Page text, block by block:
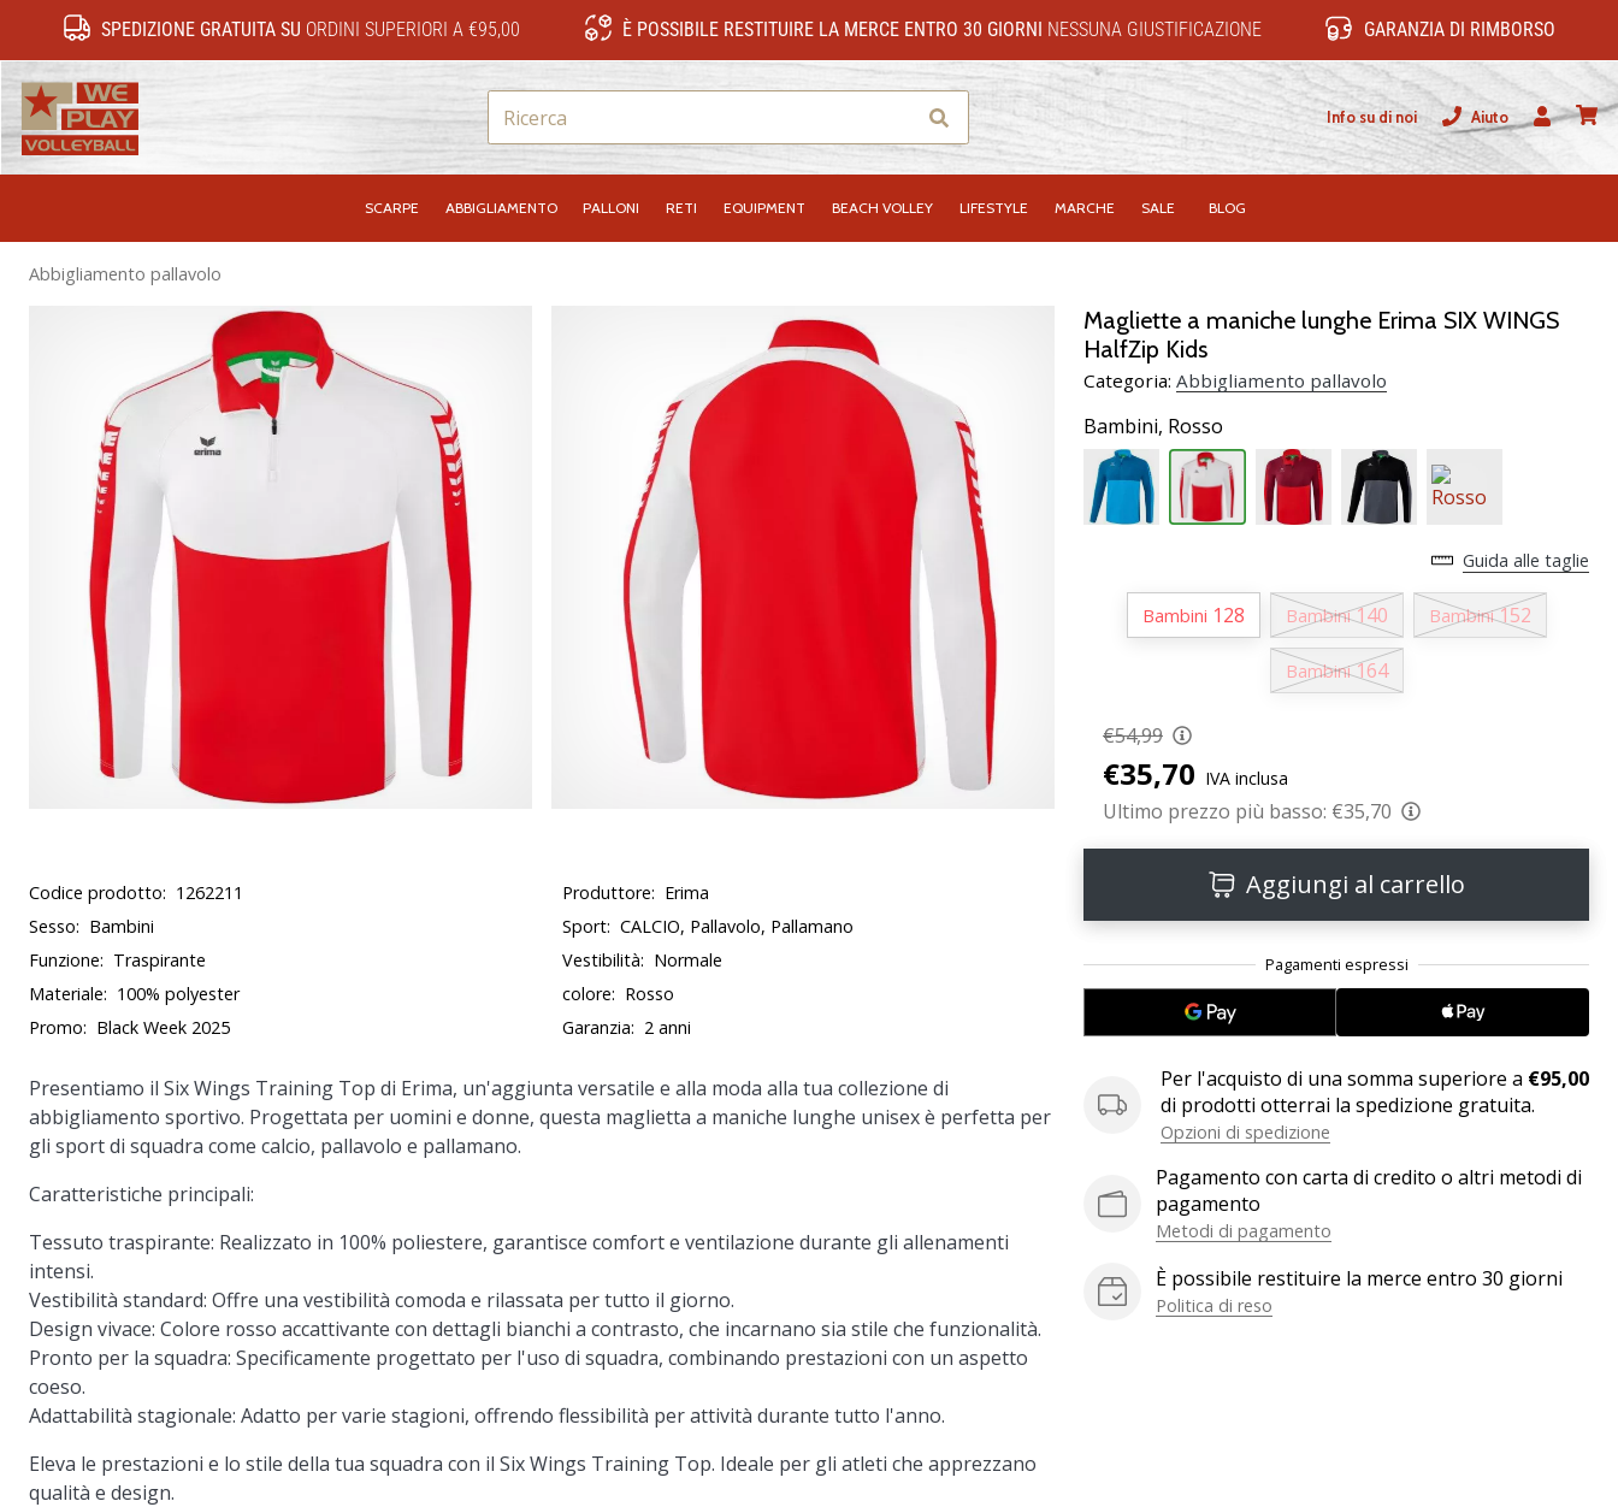
SPEDIZIONE GRATUITA SU ORDINI SUPERIORI A €95,00 È POSSIBILE RESTITUIRE LA MERCE ENTRO 30 GIORNI NESSUNA GIUSTIFICAZIONE GARANZIA DI RIMBORSO
Ricerca Info su di noi
Aiuto
Utente
SCARPE ABBIGLIAMENTO PALLONI RETI EQUIPMENT BEACH VOLLEY LIFESTYLE MARCHE SALE BLOG
Abbigliamento pallavolo
Magliette a maniche lunghe Erima SIX WINGS
HalfZip Kids
Categoria: Abbigliamento pallavolo
Bambini, Rosso
Guida alle taglie
Bambini 128 Bambini 140 Bambini 152
Bambini 164
€54,99
€35,70 IVA inclusa
Ultimo prezzo più basso: €35,70
Aggiungi al carrello
Per l'acquisto di una somma superiore a €95,00
di prodotti otterrai la spedizione gratuita.
Opzioni di spedizione
Pagamento con carta di credito o altri metodi di
pagamento
Metodi di pagamento
È possibile restituire la merce entro 30 giorni
Politica di reso
Codice prodotto: 1262211 Produttore: Erima
Sesso: Bambini Sport: CALCIO, Pallavolo, Pallamano
Funzione: Traspirante Vestibilità: Normale
Materiale: 100% polyester colore: Rosso
Promo: Black Week 2025 Garanzia: 2 anni
Presentiamo il Six Wings Training Top di Erima, un'aggiunta versatile e alla moda alla tua collezione di
abbigliamento sportivo. Progettata per uomini e donne, questa maglietta a maniche lunghe unisex è perfetta per
gli sport di squadra come calcio, pallavolo e pallamano.
Caratteristiche principali:
Tessuto traspirante: Realizzato in 100% poliestere, garantisce comfort e ventilazione durante gli allenamenti
intensi.
Vestibilità standard: Offre una vestibilità comoda e rilassata per tutto il giorno.
Design vivace: Colore rosso accattivante con dettagli bianchi a contrasto, che incarnano sia stile che funzionalità.
Pronto per la squadra: Specificamente progettato per l'uso di squadra, combinando prestazioni con un aspetto
coeso.
Adattabilità stagionale: Adatto per varie stagioni, offrendo flessibilità per attività durante tutto l'anno.
Eleva le prestazioni e lo stile della tua squadra con il Six Wings Training Top. Ideale per gli atleti che apprezzano
qualità e design.